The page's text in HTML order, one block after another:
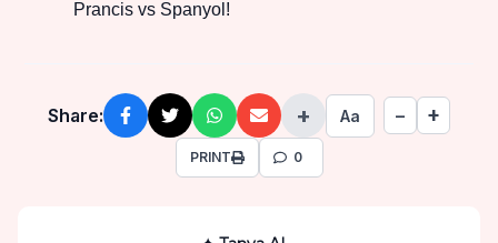
Prancis vs Spanyol!
Share: + Aa − +
PRINT 0